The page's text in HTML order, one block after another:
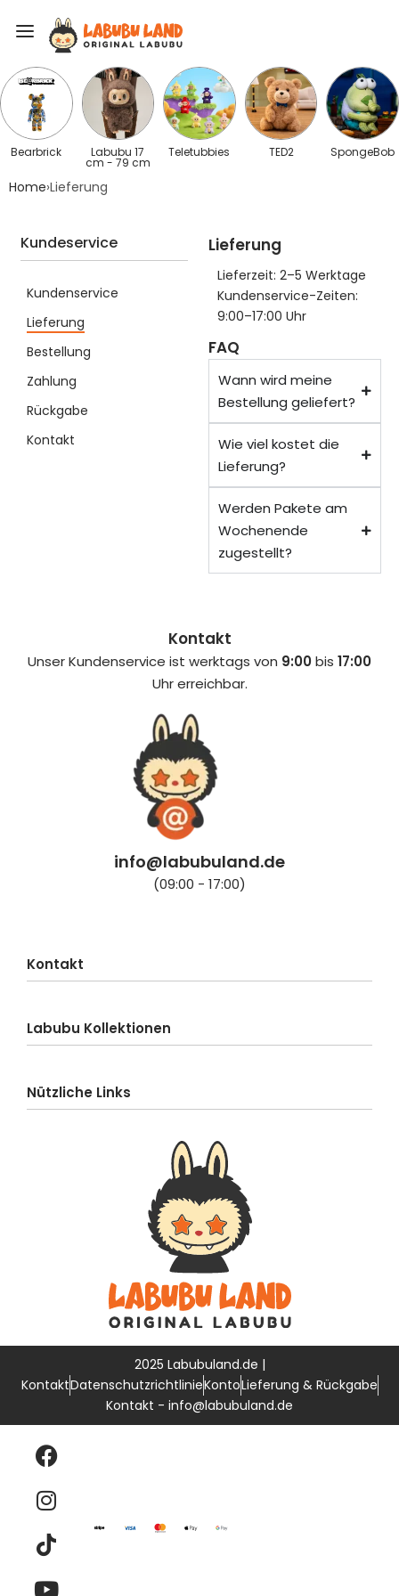
Bearbrick Labubu 17
cm - 79 cm
Teletubbies TED2 SpongeBob
Home›Lieferung
Kundeservice
Kundenservice
Lieferung
Bestellung
Zahlung
Rückgabe
Kontakt
Lieferung
Lieferzeit: 2–5 Werktage
Kundenservice-Zeiten:
9:00–17:00 Uhr
FAQ
Wann wird meine
Bestellung geliefert?
Wie viel kostet die
Lieferung?
Werden Pakete am
Wochenende
zugestellt?
Kontakt
Unser Kundenservice ist werktags von 9:00bis 17:00
Uhr erreichbar.
info@labubuland.de
(09:00 - 17:00)
Kontakt
Zahlung
Rückgabe
Labubu Kollektionen
Labubu Coca-Cola Monsters
Labubu Have a Seat
Nützliche Links
2025 Labubuland.de |
KontaktDatenschutzrichtlinieKontoLieferung & Rückgabe
Kontakt - info@labubuland.de